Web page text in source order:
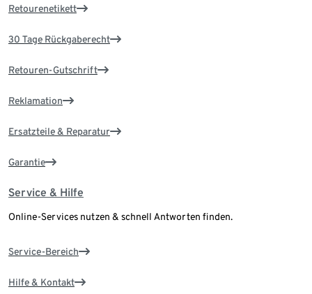
Retourenetikett
30 Tage Rückgaberecht
Retouren-Gutschrift
Reklamation
Ersatzteile & Reparatur
Garantie
Service & Hilfe
Online-Services nutzen & schnell Antworten finden.
Service-Bereich
Hilfe & Kontakt